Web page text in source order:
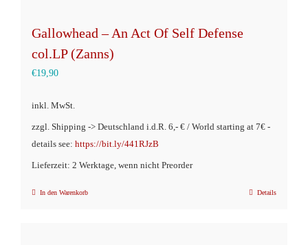
Gallowhead – An Act Of Self Defense
col.LP (Zanns)
€19,90
inkl. MwSt.
zzgl. Shipping -> Deutschland i.d.R. 6,- € / World starting at 7€ -
details see: https://bit.ly/441RJzB
Lieferzeit: 2 Werktage, wenn nicht Preorder
In den Warenkorb Details